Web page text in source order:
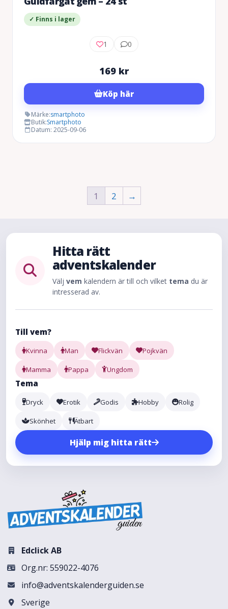
✓ Finns i lager
1 0
169 kr
Köp här
Märke:smartphoto
Butik:Smartphoto
Datum: 2025-09-06
1 2 →
Hitta rätt
adventskalender
Välj vem kalendern är till och vilket tema du är
intresserad av.
Till vem?
Kvinna Man Flickvän Pojkvän
Mamma Pappa Ungdom
Tema
Dryck Erotik Godis Hobby Rolig
Skönhet Ätbart
Hjälp mig hitta rätt
Edclick AB
Org.nr: 559022-4076
info@adventskalenderguiden.se
Sverige